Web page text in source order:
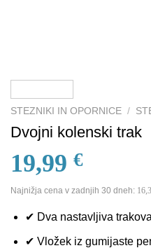
STEZNIKI IN OPORNICE /
Dvojni kolenski trak
19,99 €
Najnižja cena v zadnjih 30 dneh:
✔ Dva nastavljiva
✔ Vložek iz gumijaste